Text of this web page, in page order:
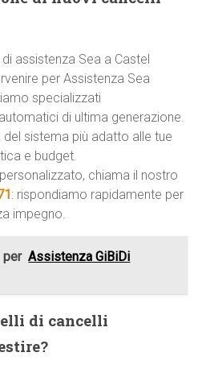
assistenza Sea a Castel
per Assistenza Sea
specializzati
di ultima generazione.
sistema più adatto alle tue
e budget.
chiama il nostro
: rispondiamo rapidamente per
impegno.
per Assistenza GiBiDi
di cancelli